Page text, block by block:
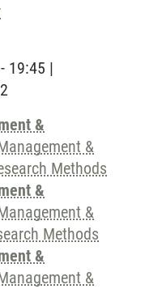
19:45 |
&
&
Methods
&
&
Methods
&
&